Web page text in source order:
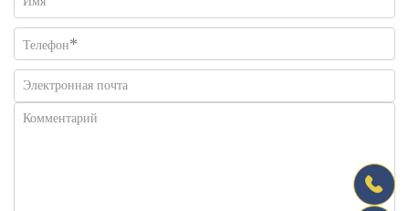
Телефон*
Электронная почта
Комментарий